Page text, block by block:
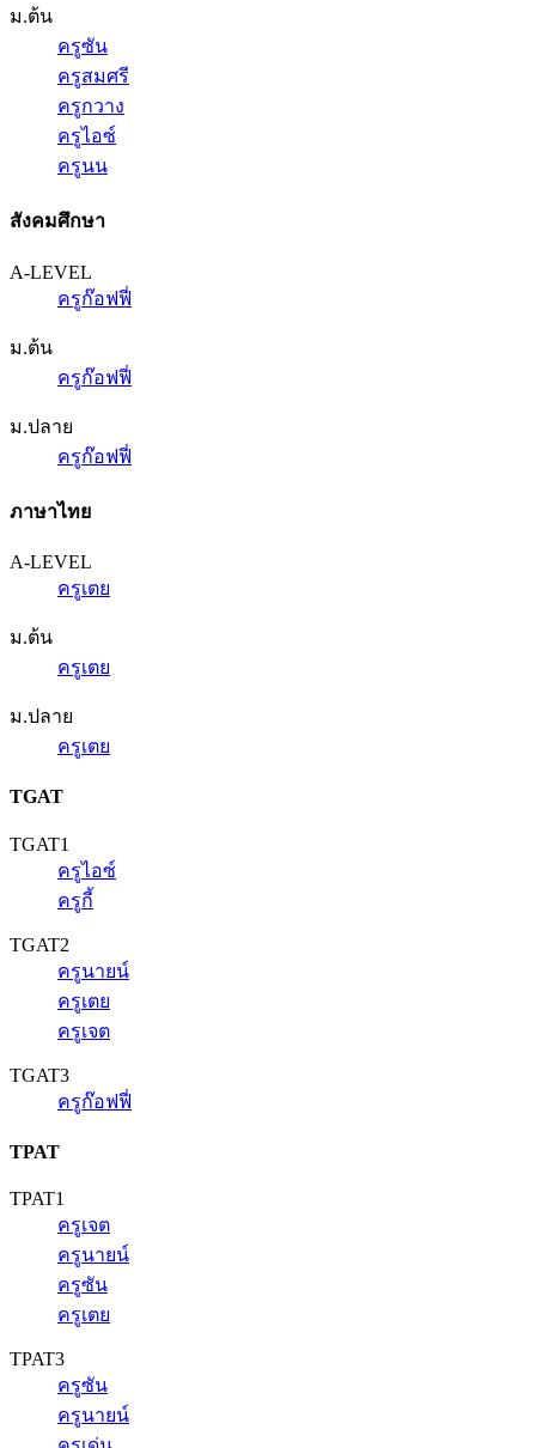
ม.ต้น
ครูซัน
ครูสมศรี
ครูกวาง
ครูไอซ์
ครูนน
สังคมศึกษา
A-LEVEL
ครูก๊อฟฟี่
ม.ต้น
ครูก๊อฟฟี่
ม.ปลาย
ครูก๊อฟฟี่
ภาษาไทย
A-LEVEL
ครูเตย
ม.ต้น
ครูเตย
ม.ปลาย
ครูเตย
TGAT
TGAT1
ครูไอซ์
ครูกี้
TGAT2
ครูนายน์
ครูเตย
ครูเจต
TGAT3
ครูก๊อฟฟี่
TPAT
TPAT1
ครูเจต
ครูนายน์
ครูซัน
ครูเตย
TPAT3
ครูซัน
ครูนายน์